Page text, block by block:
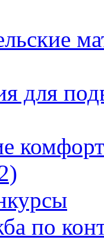
для
по